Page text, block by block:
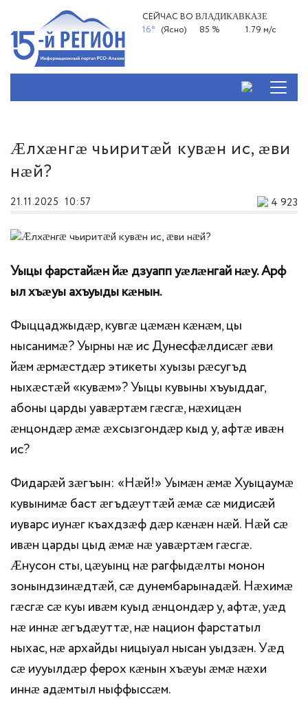
СЕЙЧАС ВОВЛАДИКАВКАЗЕ
16° (Ясно) 85 % 1.79 м/с
Ӕлхӕнгӕ чьиритӕй кувӕн ис, ӕви
нӕй?
21.11.2025 10:57 4 923
Уыцы фарстайӕн йӕ дзуапп уӕлӕнгай нӕу. Арф
ыл хъӕуы ахъуыды кӕнын.
Фыццаджыдӕр, кувгӕ цӕмӕн кӕнӕм, цы
нысанимӕ? Уырны нӕ ис Дунесфӕлдисӕг ӕви
йӕм ӕрмӕстдӕр этикеты хуызы рӕсугъд
ныхӕстӕй «кувӕм»? Уыцы кувыны хъуыддаг,
абоны царды уавӕртӕм гӕсгӕ, нӕхицӕн
ӕнцондӕр ӕмӕ ӕхсызгондӕр кыд у, афтӕ ивӕн
ис?
Фидарӕй зӕгъын: «Нӕй!» Уымӕн ӕмӕ Хуыцаумӕ
кувынимӕ баст ӕгъдӕуттӕй ӕмӕ сӕ мидисӕй
иуварс иунӕг къахдзӕф дӕр кӕнӕн нӕй. Нӕй сӕ
ивӕн царды цыд ӕмӕ нӕ уавӕртӕм гӕсгӕ.
Ӕнусон сты, цӕуынц нӕ рагфыдӕлты монон
зонындзинӕдтӕй, сӕ дунембарынадӕй. Нӕхимӕ
гӕсгӕ сӕ куы ивӕм куыд ӕнцондӕр у, афтӕ, уӕд
нӕ иннӕ ӕгъдӕуттӕ, нӕ национ фарстатыл
ныхас, нӕ архайды ницыуал нысан уыдзӕн. Уӕд
сӕ иууылдӕр ферох кӕнын хъӕуы ӕмӕ нӕхи
иннӕ адӕмтыл ныффыссӕм.